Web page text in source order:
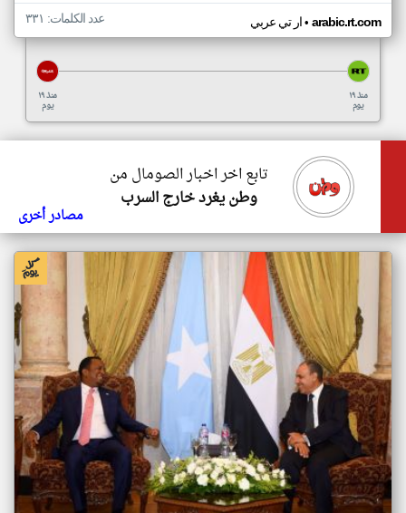
ار تي عربي• arabic.rt.com عدد الكلمات: ٣٣١
منذ ١٩
يوم
منذ ١٩
يوم
تابع اخر اخبار الصومال من
وطن يغرد خارج السرب
مصادر أخرى